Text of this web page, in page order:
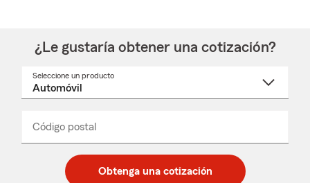
¿Le gustaría obtener una cotización?
Seleccione un producto
desplegable
Código postal
de
de
_____
Obtenga una cotización